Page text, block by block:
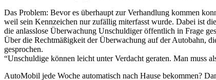
Das Problem: Bevor es überhaupt zur Verhandlung kommen
weil sein Kennzeichen nur zufällig miterfasst wurde. Dabei ist
die anlasslose Überwachung Unschuldiger öffentlich in Frage
Über die Rechtmäßigkeit der Überwachung auf der Autobahn,
gesprochen.
“Unschuldige können leicht unter Verdacht geraten. Man muss
AutoMobil jede Woche automatisch nach Hause bekommen?